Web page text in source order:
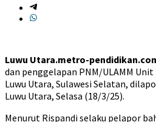
Luwu Utara.metro-
dan penggelapan PNM/ULAMM
Luwu Utara, Sulawesi Selatan,
Luwu Utara, Selasa (18/3/25).
Menurut Rispandi selaku pelapor